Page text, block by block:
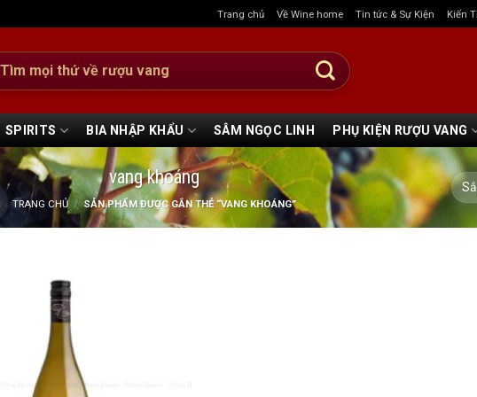
Trang chủ Về Wine home Tin tức & Sự Kiện Kiến
SPIRITS BIA NHẬP KHẨU SÂM NGỌC LINH PHỤ KIỆN RƯỢU VANG
vang khoáng
TRANG CHỦ / SẢN PHẨM ĐƯỢC GẮN THẺ “VANG KHOÁNG”